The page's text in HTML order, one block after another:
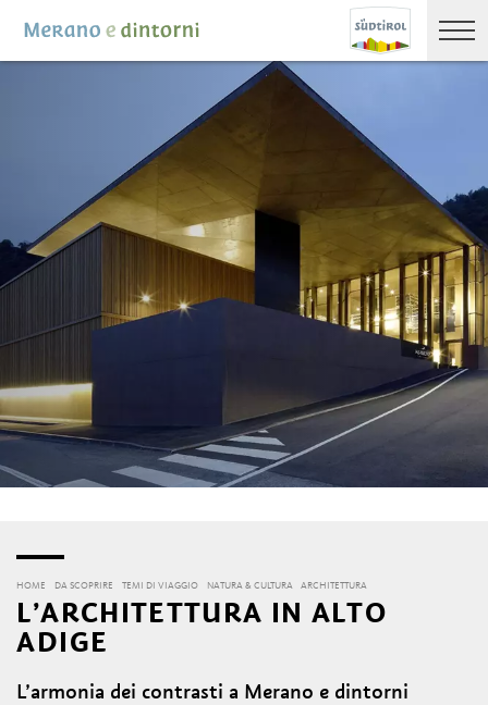
HOME DA SCOPRIRE TEMI DI VIAGGIO NATURA & CULTURA ARCHITETTURA
L’ARCHITETTURA IN ALTO
ADIGE
L’armonia dei contrasti a Merano e dintorni